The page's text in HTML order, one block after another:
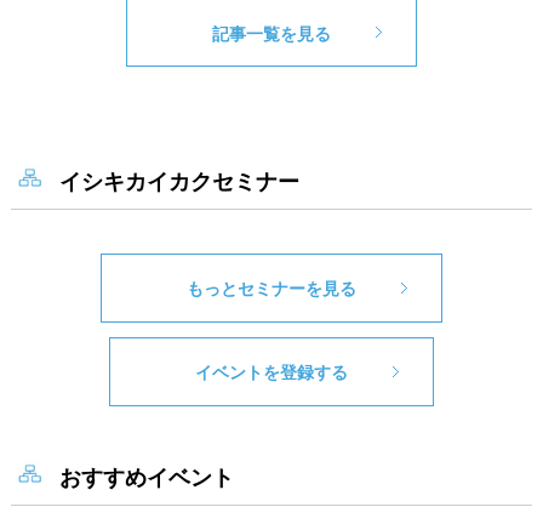
記事一覧を見る
イシキカイカクセミナー
もっとセミナーを見る
イベントを登録する
おすすめイベント